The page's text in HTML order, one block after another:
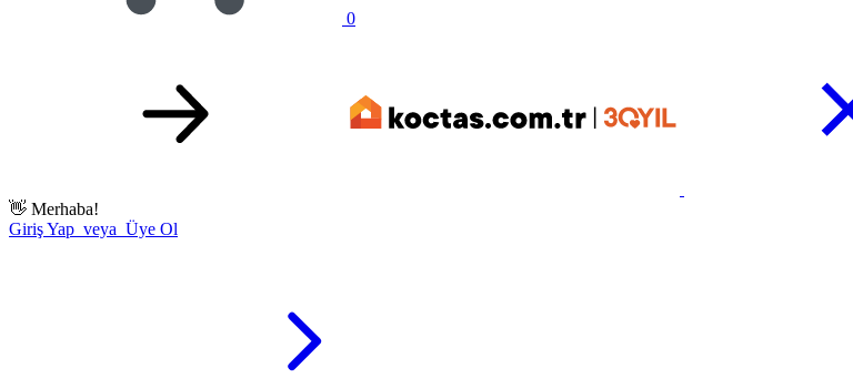
0
👋 Merhaba!
Giriş Yap veya Üye Ol